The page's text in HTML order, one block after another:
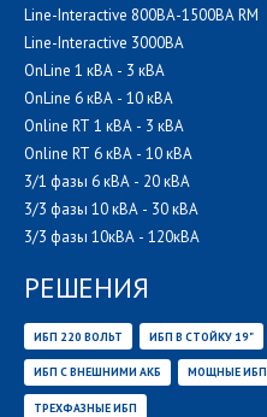
Line-Interactive 800ВА-1500ВА RM
Line-Interactive 3000ВА
OnLine 1 кВА - 3 кВА
OnLine 6 кВА - 10 кВА
Online RT 1 кВА - 3 кВА
Online RT 6 кВА - 10 кВА
3/1 фазы 6 кВА - 20 кВА
3/3 фазы 10 кВА - 30 кВА
3/3 фазы 10кВА - 120кВА
РЕШЕНИЯ
ИБП 220 ВОЛЬТ ИБП В СТОЙКУ 19"
ИБП С ВНЕШНИМИ АКБ МОЩНЫЕ ИБП
ТРЕХФАЗНЫЕ ИБП